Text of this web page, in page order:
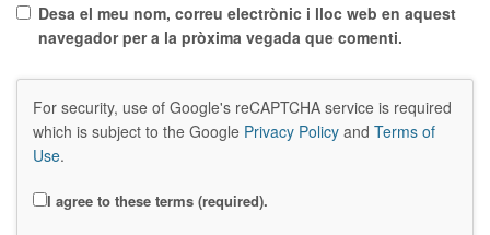
Desa el meu nom, correu electrònic i lloc web en aquest
navegador per a la pròxima vegada que comenti.
For security, use of Google's reCAPTCHA service is required
which is subject to the Google Privacy Policy and Terms of
Use.
I agree to these terms (required).